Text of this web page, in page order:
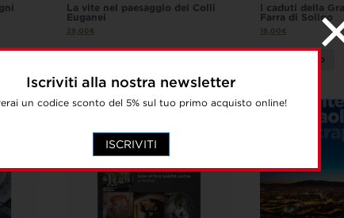
Iscriviti alla nostra newsletter
un codice sconto del 5% sul tuo primo acquisto online!
ISCRIVITI
La vite nel paesaggio dei Colli
Euganei
29,00€
I caduti della
Farra di Soligo
18,00€
Leggi tutto